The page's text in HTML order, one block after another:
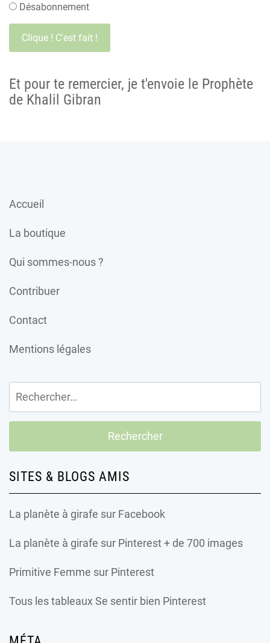
Désabonnement
Et pour te remercier, je t'envoie le Prophète
de Khalil Gibran
Accueil
La boutique
Qui sommes-nous ?
Contribuer
Contact
Mentions légales
Rechercher :
SITES & BLOGS AMIS
La planète à girafe sur Facebook
La planète à girafe sur Pinterest + de 700 images
Primitive Femme sur Pinterest
Tous les tableaux Se sentir bien Pinterest